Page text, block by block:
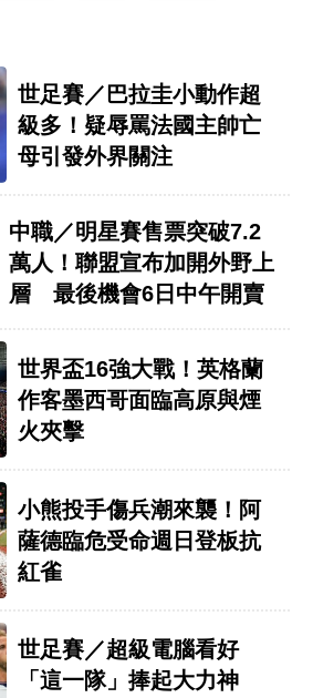
世足賽／巴拉圭小動作超
級多！疑辱罵法國主帥亡
母引發外界關注
中職／明星賽售票突破7.2
萬人！聯盟宣布加開外野上
層 最後機會6日中午開賣
世界盃16強大戰！英格蘭
作客墨西哥面臨高原與煙
火夾擊
小熊投手傷兵潮來襲！阿
薩德臨危受命週日登板抗
紅雀
世足賽／超級電腦看好
「這一隊」捧起大力神